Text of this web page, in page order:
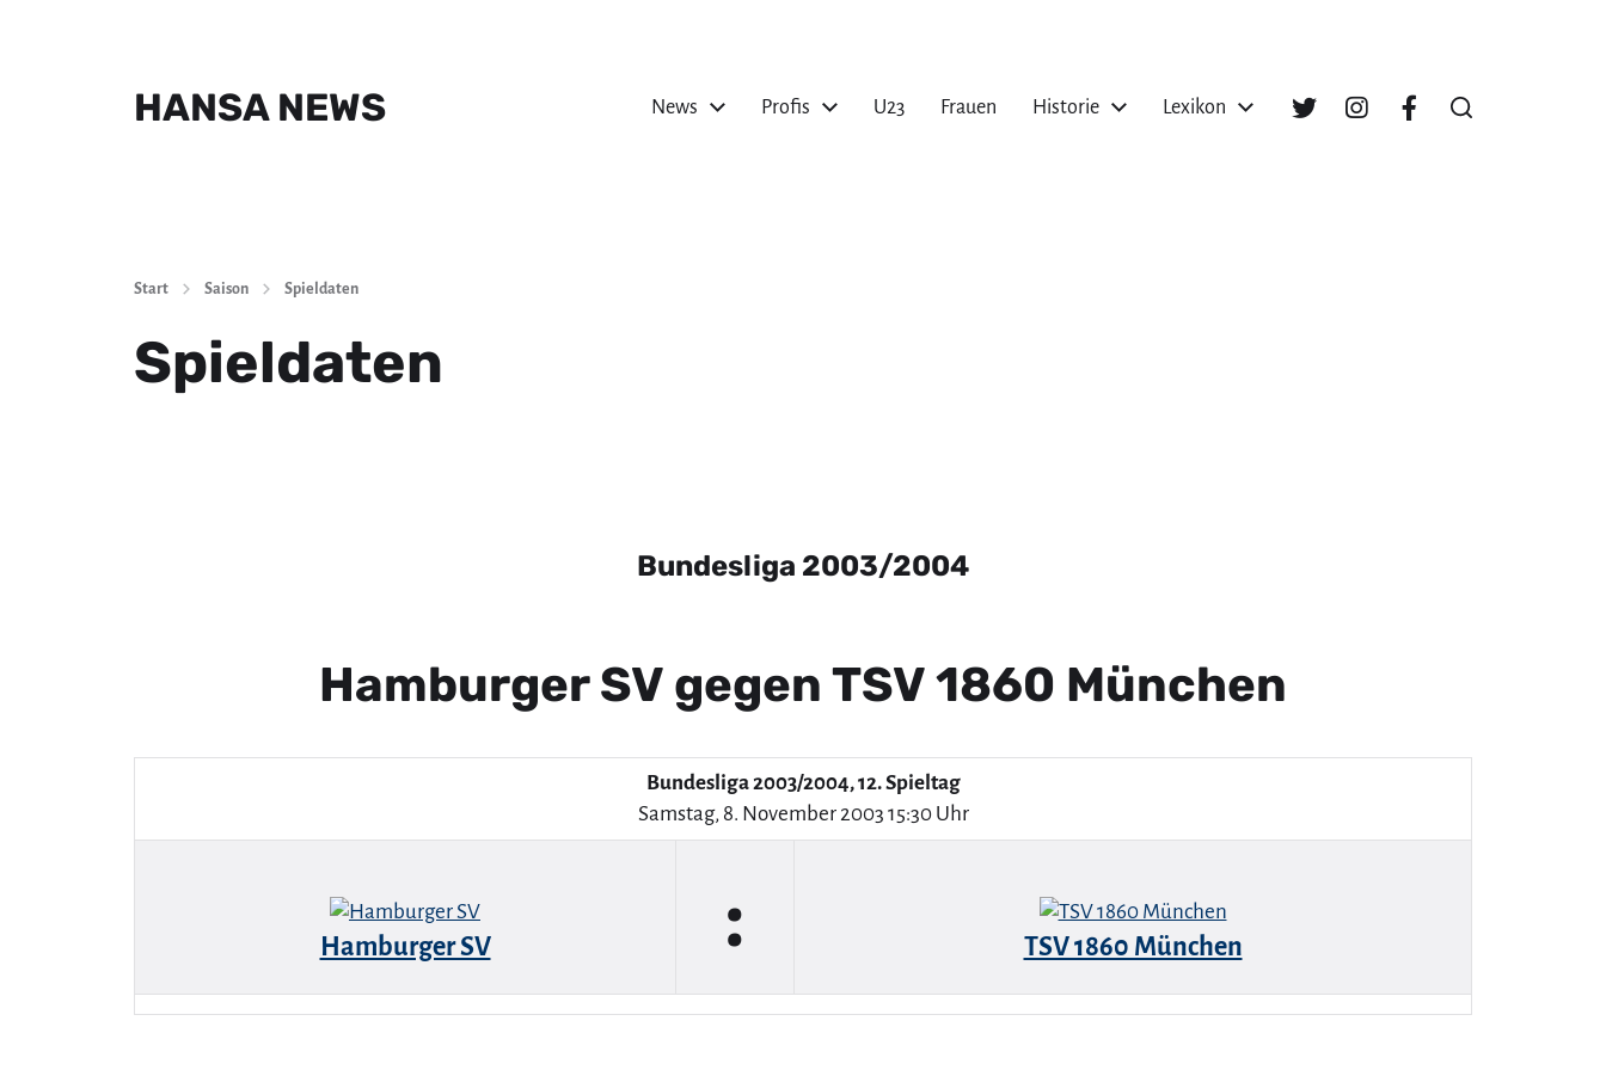
HANSA NEWS News Profis U23 Frauen Historie Lexikon
Start Saison Spieldaten
Spieldaten
Bundesliga 2003/2004
Hamburger SV gegen TSV 1860 München
Bundesliga 2003/2004, 12. Spieltag
Samstag, 8. November 2003 15:30 Uhr
Hamburger SV : TSV 1860 München